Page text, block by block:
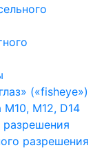
(«fisheye»)
M12, D14
разрешения
разрешения